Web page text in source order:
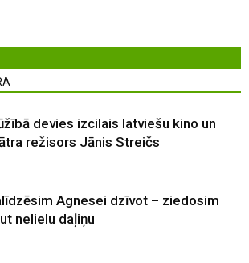
devies izcilais latviešu kino un
režisors Jānis Streičs
Agnesei dzīvot – ziedosim
nelielu daļiņu